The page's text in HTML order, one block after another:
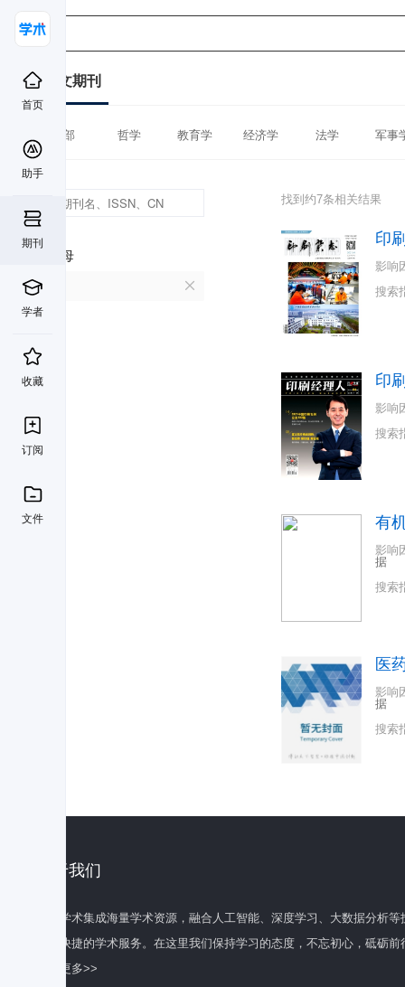
首页
助手
期刊
学者
收藏
订阅
文件
中文期刊
全部 哲学 教育学 经济学 法学 军事
首字母
Y
找到约7条相关结果
印
影响
搜索
印
影响
搜索
有
影响
据
搜索
医
影响
据
搜索
关于我们
百度学术集成海量学术资源，融合人工智能、深度学习、大数据分析
全面快捷的学术服务。在这里我们保持学习的态度，不忘初心，砥砺前
了解更多>>